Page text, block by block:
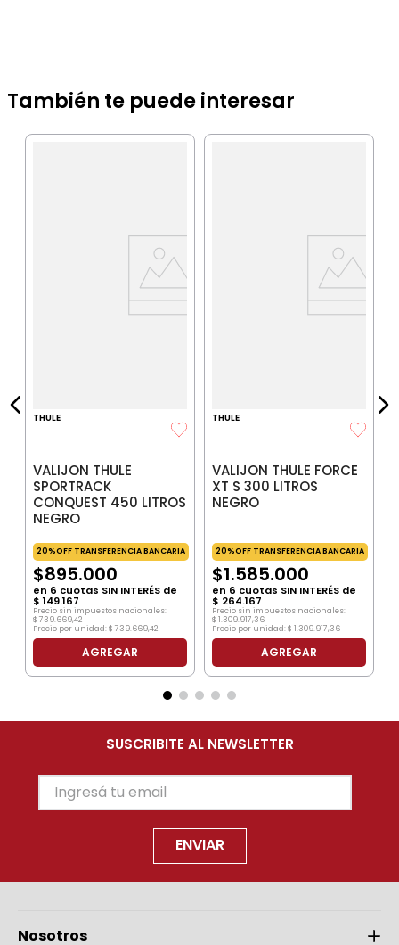
También te puede interesar
THULE
VALIJON THULE
SPORTRACK
CONQUEST 450 LITROS
NEGRO
20%OFF TRANSFERENCIA BANCARIA
$895.000
en 6 cuotas SIN INTERÉS de
$ 149.167
Precio sin impuestos nacionales:
$ 739.669,42
Precio por unidad:$ 739.669,42
AGREGAR
THULE
VALIJON THULE FORCE
XT S 300 LITROS
NEGRO
20%OFF TRANSFERENCIA BANCARIA
$1.585.000
en 6 cuotas SIN INTERÉS de
$ 264.167
Precio sin impuestos nacionales:
$ 1.309.917,36
Precio por unidad:$ 1.309.917,36
AGREGAR
SUSCRIBITE AL NEWSLETTER
ENVIAR
Nosotros